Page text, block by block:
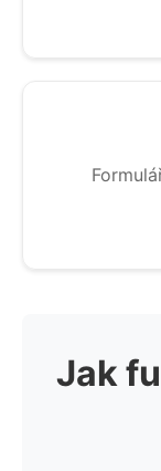
Jak